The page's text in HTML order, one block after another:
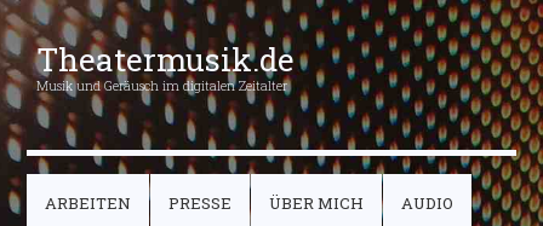
Theatermusik.de
Musik und Geräusch im digitalen Zeitalter
ARBEITEN PRESSE ÜBER MICH AUDIO